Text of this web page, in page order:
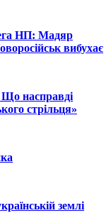
НП: Мадяр
вибухає
Що насправді
стрільця»
землі